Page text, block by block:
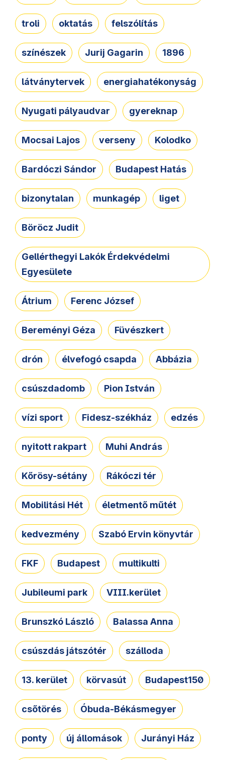
troli oktatás felszólítás
színészek Jurij Gagarin 1896
látványtervek energiahatékonyság
Nyugati pályaudvar gyereknap
Mocsai Lajos verseny Kolodko
Bardóczi Sándor Budapest Hatás
bizonytalan munkagép liget
Böröcz Judit
Gellérthegyi Lakók Érdekvédelmi
Egyesülete
Átrium Ferenc József
Bereményi Géza Füvészkert
drón élvefogó csapda Abbázia
csúszdadomb Pion István
vízi sport Fidesz-székház edzés
nyitott rakpart Muhi András
Kőrösy-sétány Rákóczi tér
Mobilitási Hét életmentő műtét
kedvezmény Szabó Ervin könyvtár
FKF Budapest multikulti
Jubileumi park VIII.kerület
Brunszkó László Balassa Anna
csúszdás játszótér szálloda
13. kerület körvasút Budapest150
csőtörés Óbuda-Békásmegyer
ponty új állomások Jurányi Ház